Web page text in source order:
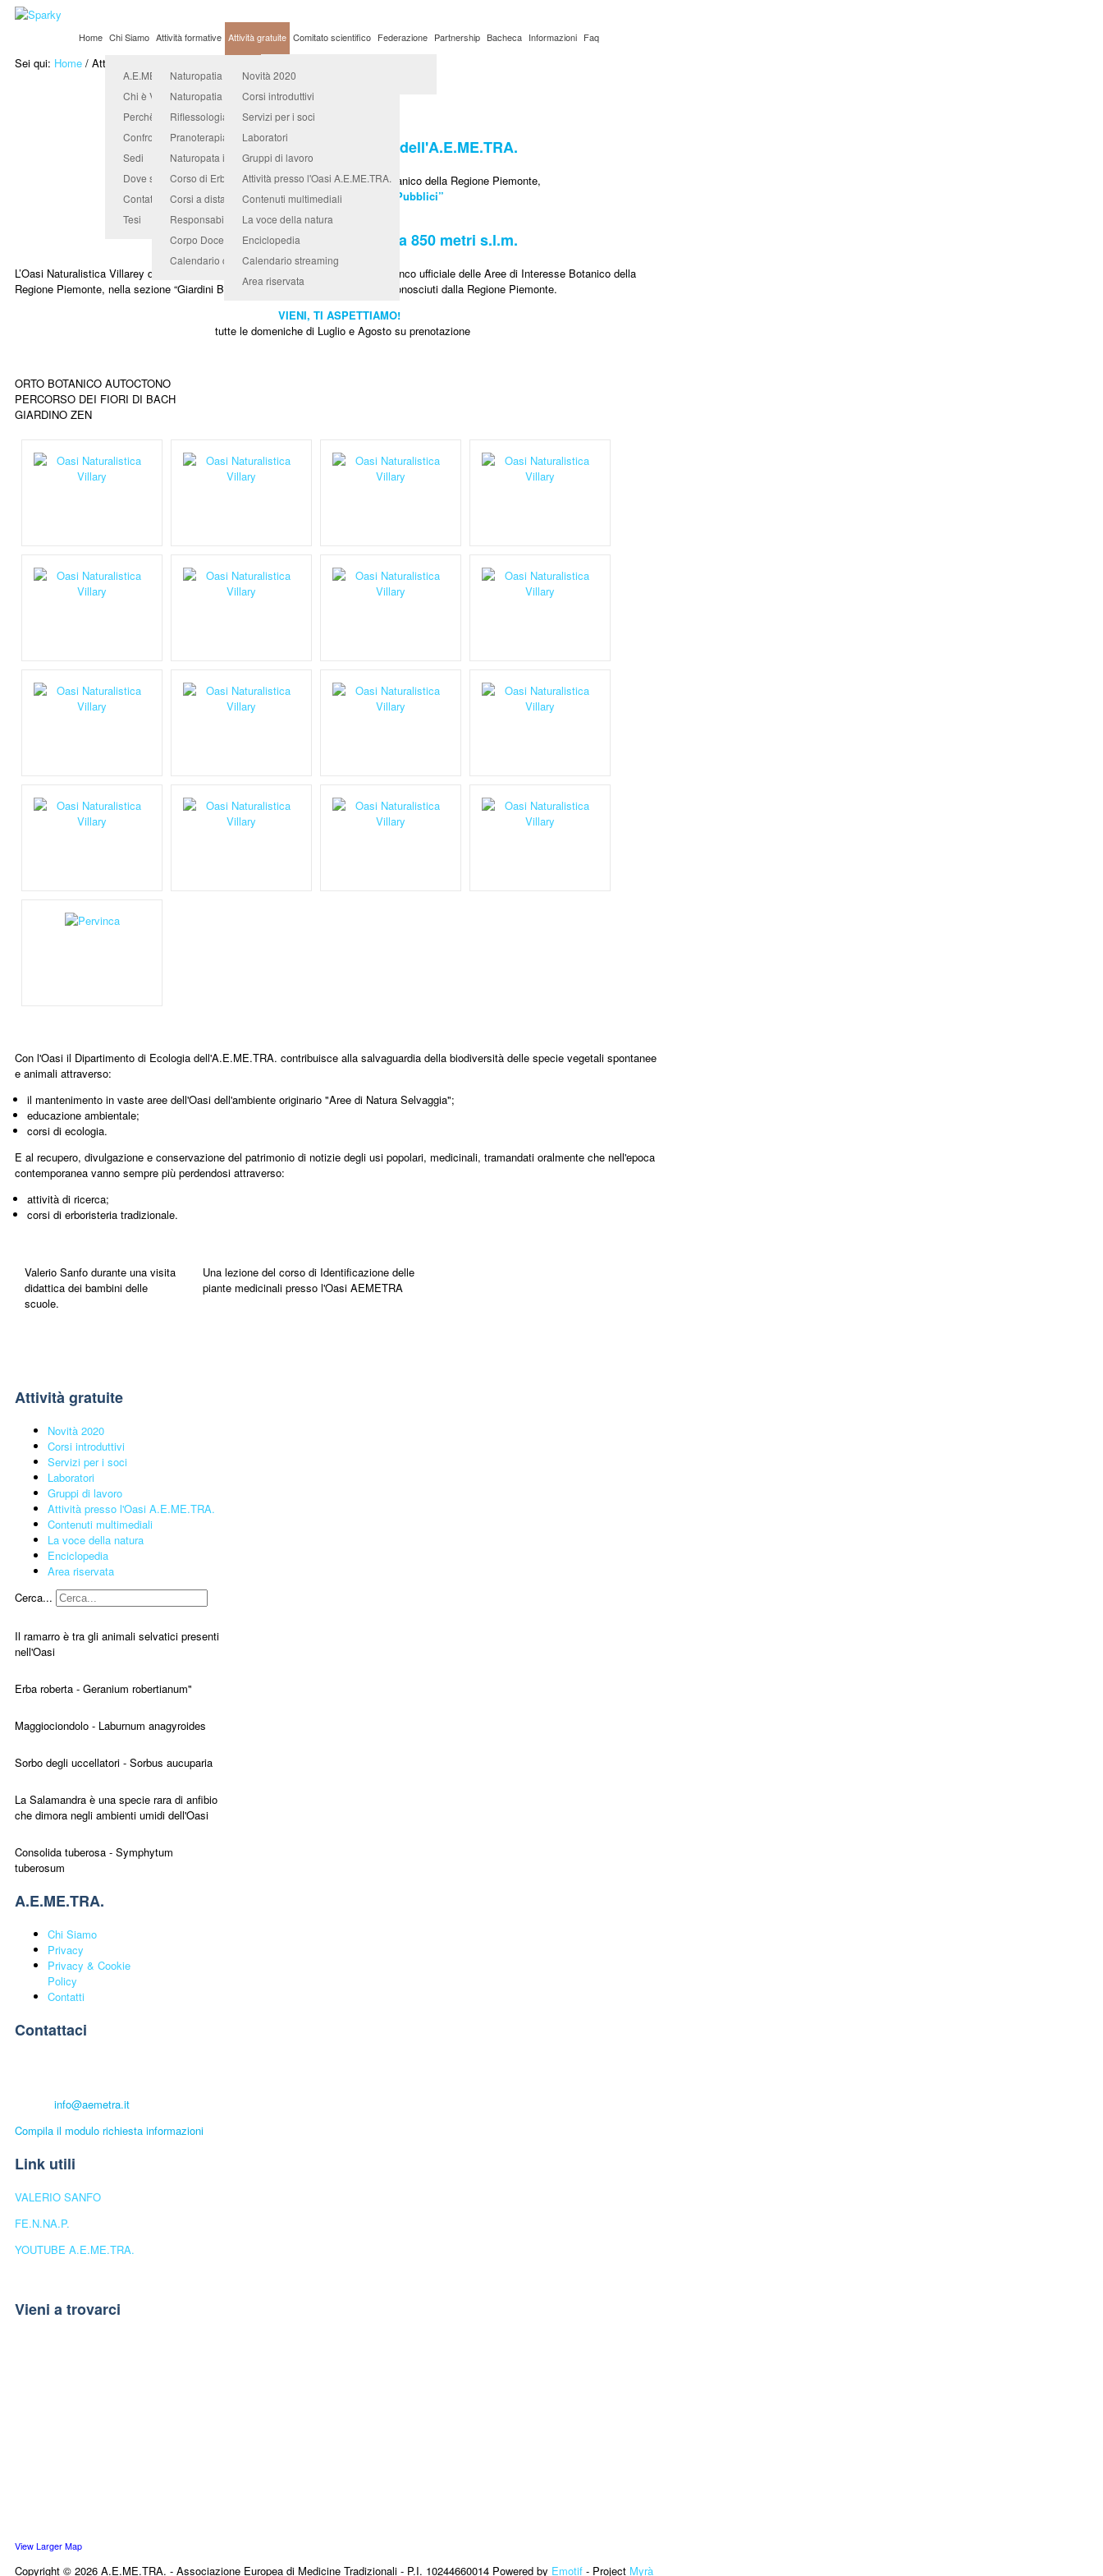
Home Chi Siamo
A.E.ME.TRA. Università Popolare
Organismo Accreditato
Chi è Valerio Sanfo
Perchè sceglierci
Confronta e scegli
Sedi
Dove siamo
Contatti
Tesi
Attività formative
Naturopatia
Naturopatia in counseling
Riflessologia
Pranoterapia quantica
Naturopata indirizzo benessere animale
Corso di Erboristeria e Fitopratica
Corsi a distanza
Responsabile didattico
Corpo Docenti
Calendario corsi
Attività gratuite
Novità 2020
Corsi introduttivi
Servizi per i soci
Laboratori
Gruppi di lavoro
Attività presso l'Oasi A.E.ME.TRA.
Contenuti multimediali
La voce della natura
Enciclopedia
Calendario streaming
Area riservata
Comitato scientifico Federazione Partnership Bacheca Informazioni Faq
Sei qui: Home / Attività gratuite
Oasi Naturalistica Villarey
OASI NATURALISTICA VILLAREY dell'A.E.ME.TRA.
inserita nell’Elenco ufficiale delle Aree di Interesse Botanico della Regione Piemonte,
nella sezione“Giardini Botanici Pubblici”
50.000 mq di verde in Valgallenca a 850 metri s.l.m.
L’Oasi Naturalistica Villarey dell’A.E.ME.TRA., il 16/11/09 è stata inserita nell’Elenco ufficiale delle Aree di Interesse Botanico della
Regione Piemonte, nella sezione “Giardini Botanici Pubblici”; elenco di 17 siti riconosciuti dalla Regione Piemonte.
VIENI, TI ASPETTIAMO!
tutte le domeniche di Luglio e Agosto su prenotazione
ORTO BOTANICO AUTOCTONO
PERCORSO DEI FIORI DI BACH
GIARDINO ZEN
Con l'Oasi il Dipartimento di Ecologia dell'A.E.ME.TRA. contribuisce alla salvaguardia della biodiversità delle specie vegetali spontanee
e animali attraverso:
il mantenimento in vaste aree dell'Oasi dell'ambiente originario "Aree di Natura Selvaggia";
educazione ambientale;
corsi di ecologia.
E al recupero, divulgazione e conservazione del patrimonio di notizie degli usi popolari, medicinali, tramandati oralmente che nell'epoca
contemporanea vanno sempre più perdendosi attraverso:
attività di ricerca;
corsi di erboristeria tradizionale.
Valerio Sanfo durante una visita
didattica dei bambini delle
scuole.
Una lezione del corso di Identificazione delle
piante medicinali presso l'Oasi AEMETRA
Attività gratuite
Novità 2020
Corsi introduttivi
Servizi per i soci
Laboratori
Gruppi di lavoro
Attività presso l'Oasi A.E.ME.TRA.
Contenuti multimediali
La voce della natura
Enciclopedia
Area riservata
Cerca...
Il ramarro è tra gli animali selvatici presenti
nell'Oasi
Erba roberta - Geranium robertianum"
Maggiociondolo - Laburnum anagyroides
Sorbo degli uccellatori - Sorbus aucuparia
La Salamandra è una specie rara di anfibio
che dimora negli ambienti umidi dell'Oasi
Consolida tuberosa - Symphytum
tuberosum
A.E.ME.TRA.
Chi Siamo
Privacy
Privacy & Cookie
Policy
Contatti
Contattaci
info@aemetra.it
Compila il modulo richiesta informazioni
Link utili
VALERIO SANFO
FE.N.NA.P.
YOUTUBE A.E.ME.TRA.
Vieni a trovarci
View Larger Map
Copyright © 2026 A.E.ME.TRA. - Associazione Europea di Medicine Tradizionali - P.I. 10244660014 Powered by Emotif - Project Myrà